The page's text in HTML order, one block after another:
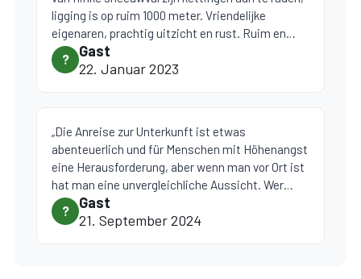
ligging is op ruim 1000 meter. Vriendelijke
eigenaren, prachtig uitzicht en rust. Ruim en
compleet appartement met eigen ingang. Tv en
WiFi.“
?
Gast
22. Januar 2023
„Die Anreise zur Unterkunft ist etwas
abenteuerlich und für Menschen mit Höhenangst
eine Herausforderung, aber wenn man vor Ort ist
hat man eine unvergleichliche Aussicht. Wer
Ruhe und Erholung sucht ist dort super
aufgehoben. Ein sehr nettes Vermieterpaar,
?
Gast
21. September 2024